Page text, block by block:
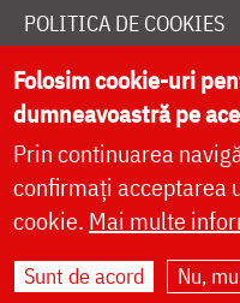
POLITICA DE COOKIES
DONEAZĂ ONLINE
LIVE
Site dezvoltat
Folosim cookie-uri
dumneavoastră pe
Prin continuarea
confirmați acceptarea
cookie. Mai multe
Sunt de acord Nu,